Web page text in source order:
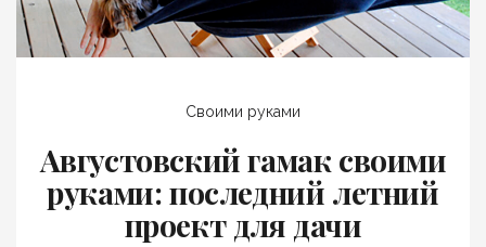
Своими руками
Августовский гамак своими
руками: последний летний
проект для дачи